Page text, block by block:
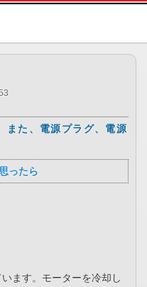
文へ
また、電源プラグ、電源
ったら
ます。モーターを冷却し